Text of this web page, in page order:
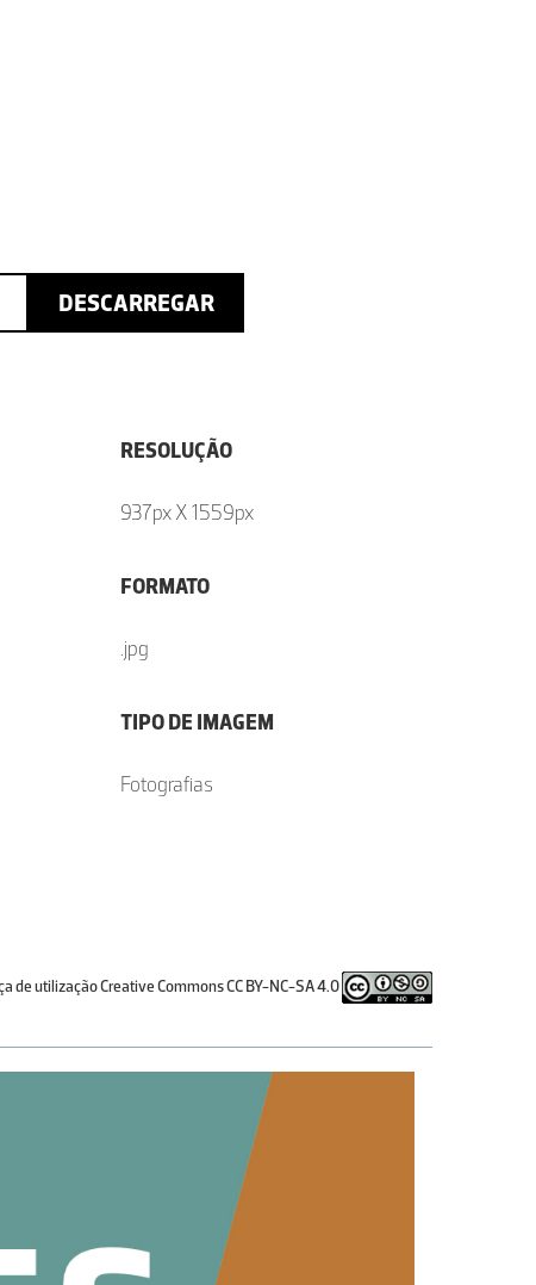
DESCARREGAR
RESOLUÇÃO
937px X 1559px
FORMATO
.jpg
TIPO DE IMAGEM
Fotografias
de utilização Creative Commons CC BY-NC-SA 4.0